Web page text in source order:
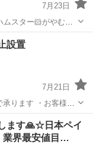
7月23日
ムスター🐹がやむを
ト傷リペア ❷賃貸ア
設置
7月21日
お客様か
ず、価格と塗料の
板金
ます🙏☆日本ペイ
業界最安値目…